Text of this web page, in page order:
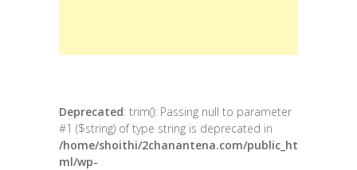
Deprecated: trim(): Passing null to parameter
#1 ($string) of type string is deprecated in
/home/shoithi/2chanantena.com/public_ht
ml/wp-